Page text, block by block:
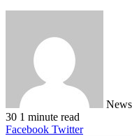
30 1 minute read
Facebook TwitterLinkedIn
Tumblr
Pinterest
Reddit
VKontakte
Share
Print